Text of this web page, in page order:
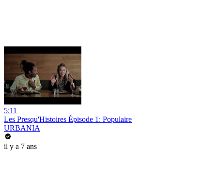
5:11
Les Presqu'Histoires Épisode 1: Populaire
URBANIA
il y a 7 ans